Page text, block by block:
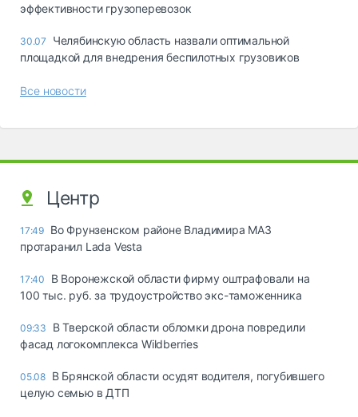
эффективности грузоперевозок
30.07
Челябинскую область назвали оптимальной
площадкой для внедрения беспилотных грузовиков
Все новости
Центр
17:49 Во Фрунзенском районе Владимира МАЗ
протаранил Lada Vesta
17:40
В Воронежской области фирму оштрафовали на
100 тыс. руб. за трудоустройство экс-таможенника
09:33
В Тверской области обломки дрона повредили
фасад логокомплекса Wildberries
05.08 В Брянской области осудят водителя, погубившего
целую семью в ДТП